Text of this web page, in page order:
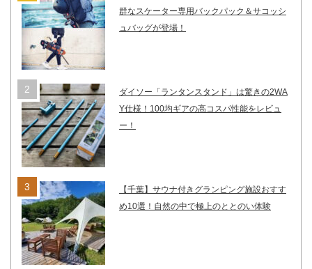
群なスケーター専用バックパック＆サコッシ
ュバッグが登場！
ダイソー「ランタンスタンド」は驚きの2WA
Y仕様！100均ギアの高コスパ性能をレビュ
ー！
【千葉】サウナ付きグランピング施設おすす
め10選！自然の中で極上のととのい体験